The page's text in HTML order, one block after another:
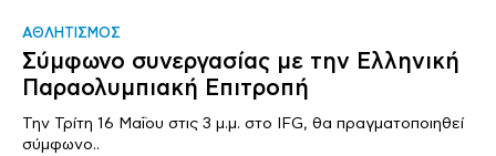
ΑΘΛΗΤΙΣΜΟΣ
Σύμφωνο συνεργασίας με την Ελληνική
Παραολυμπιακή Επιτροπή
Την Τρίτη 16 Μαΐου στις 3 μ.μ. στο IFG, θα πραγματοποιηθεί
σύμφωνο..